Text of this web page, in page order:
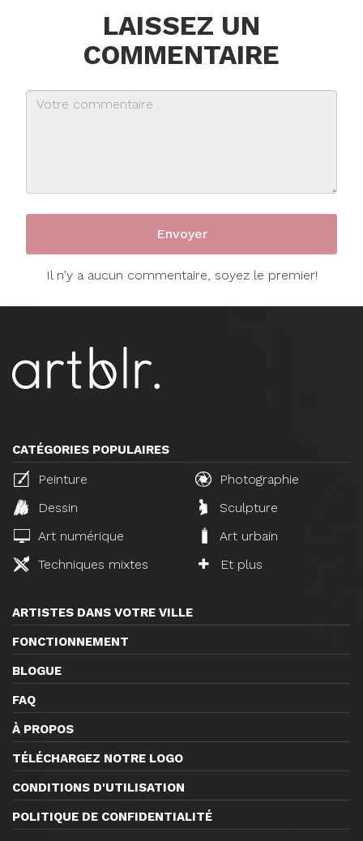
LAISSEZ UN
COMMENTAIRE
Il n'y a aucun commentaire, soyez le premier!
CATÉGORIES POPULAIRES
Peinture
Photographie
Dessin
Sculpture
Art numérique
Art urbain
Techniques mixtes
Et plus
ARTISTES DANS VOTRE VILLE
FONCTIONNEMENT
BLOGUE
FAQ
À PROPOS
TÉLÉCHARGEZ NOTRE LOGO
CONDITIONS D'UTILISATION
POLITIQUE DE CONFIDENTIALITÉ